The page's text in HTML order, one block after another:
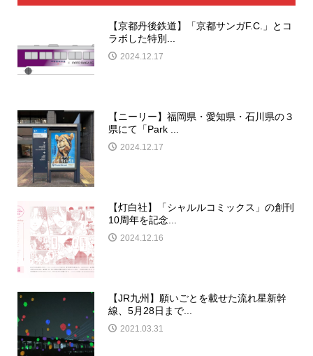
【京都丹後鉄道】「京都サンガF.C.」とコ
ラボした特別...
2024.12.17
【ニーリー】福岡県・愛知県・石川県の３
県にて「Park ...
2024.12.17
【灯白社】「シャルルコミックス」の創刊
10周年を記念...
2024.12.16
【JR九州】願いごとを載せた流れ星新幹
線、5月28日まで...
2021.03.31